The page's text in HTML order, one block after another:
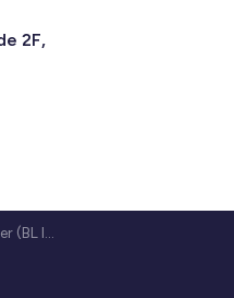
2F,
Startboliger (BL Informerer 2012)